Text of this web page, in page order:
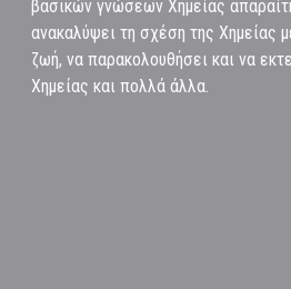
βασικών γνώσεων Χημείας
ανακαλύψει τη σχέση της Χημείας
ζωή, να παρακολουθήσει και να
Χημείας και πολλά άλλα.